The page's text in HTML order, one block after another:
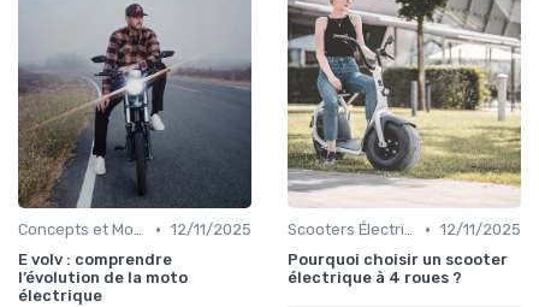
Concepts et Modèles Futurs • 12/11/2025
E volv : comprendre
l’évolution de la moto
électrique
Scooters Électriques • 12/11/2025
Pourquoi choisir un scooter
électrique à 4 roues ?